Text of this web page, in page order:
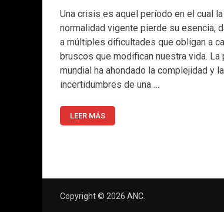
Una crisis es aquel período en el cual la
normalidad vigente pierde su esencia,
a múltiples dificultades que obligan a
bruscos que modifican nuestra vida. La
mundial ha ahondado la complejidad y
incertidumbres de una …
LEER MÁS
Copyright © 2026 ANC